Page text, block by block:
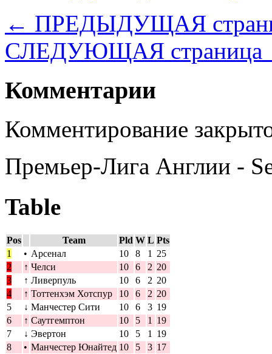
← ПРЕДЫДУЩАЯ
СЛЕДУЮЩАЯ
Комментарии
Комментирование
Премьер-Лига Англии -
Table
Pos Team Pld W L Pts
1
• Арсенал 10 8 1
25
2
↑ Челси 10 6 2 20
3
↑ Ливерпуль 10 6 2 20
4
↑ Тоттенхэм Хотспур 10 6 2 20
5
↓ Манчестер Сити 10 6 3 19
6
↑ Саутгемптон 10 5 1
19
7
↓ Эвертон 10 5 1
19
8
• Манчестер Юнайтед 10 5 3 17